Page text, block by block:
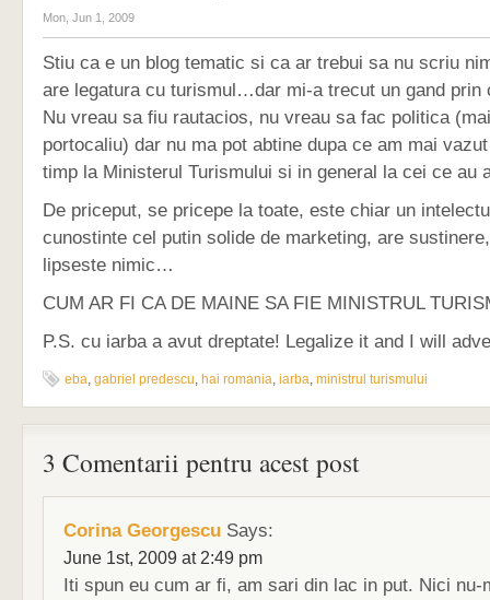
Mon, Jun 1, 2009
Stiu ca e un blog tematic si ca ar trebui sa nu scriu
are legatura cu turismul…dar mi-a trecut un gand
Nu vreau sa fiu rautacios, nu vreau sa fac politica
portocaliu) dar nu ma pot abtine dupa ce am mai
timp la Ministerul Turismului si in general la cei ce
De priceput, se pricepe la toate, este chiar un
cunostinte cel putin solide de marketing, are
lipseste nimic…
CUM AR FI CA DE MAINE SA FIE MINISTRUL
P.S. cu iarba a avut dreptate! Legalize it and I will
eba, gabriel predescu, hai romania, iarba, ministrul turismului
3 Comentarii pentru acest post
Corina Georgescu Says:
June 1st, 2009 at 2:49 pm
Iti spun eu cum ar fi, am sari din lac in put. Nici nu-